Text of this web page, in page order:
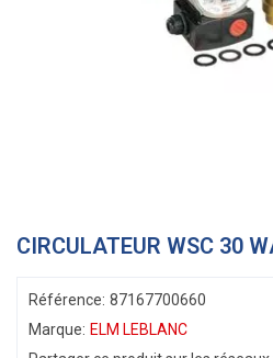
CIRCULATEUR WSC 30
Référence: 87167700660
Marque: ELM LEBLANC